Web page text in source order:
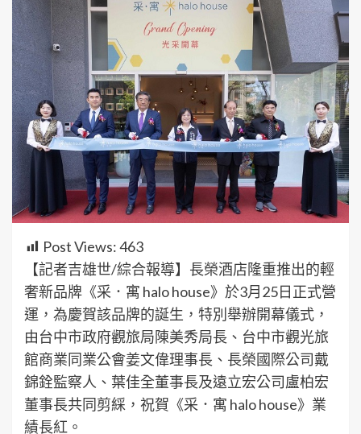
Post Views:463
【記者吉雄世/綜合報導】長榮酒店隆重推出的輕
奢新品牌《采．寓 halo house》於3月25日正式營
運，為慶賀該品牌的誕生，特別舉辦開幕儀式，
由台中市政府觀旅局陳美秀局長、台中市觀光旅
館商業同業公會姜文偉理事長、長榮國際公司戴
錦銓監察人、葉佳全董事長及遠立宏公司盧柏宏
董事長共同剪綵，祝賀《采．寓 halo house》業
績長紅。